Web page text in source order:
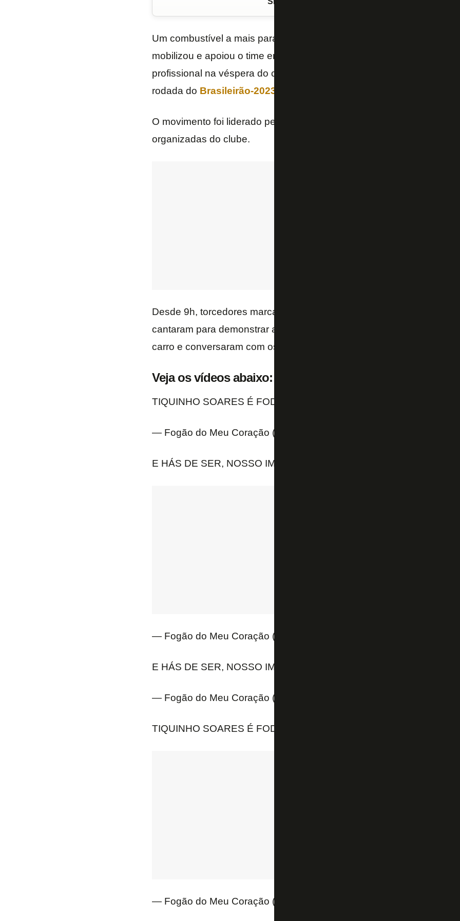
Um combustível a mais para o
mobilizou e apoiou o time em frente ao
profissional na véspera do clássico contra o
rodada do Brasileirão-2023
O movimento foi liderado pela
organizadas do clube.
Desde 9h, torcedores marcaram presença próximo ao CT, levaram
cantaram para demonstrar apoio ao time. Ao fim da atividade,
carro e conversaram com os torcedores.
Veja os vídeos abaixo:
TIQUINHO SOARES É FODA 🔥💪🏼
— Fogão do Meu Coração (@FdmcOficial)
E HÁS DE SER, NOSSO IMENSO PRAZER 🔥🖤
— Fogão do Meu Coração (@FdmcOficial)
E HÁS DE SER, NOSSO IMENSO PRAZER 🔥🖤
— Fogão do Meu Coração (@FdmcOficial)
TIQUINHO SOARES É FODA 🔥💪🏼
— Fogão do Meu Coração (@FdmcOficial)